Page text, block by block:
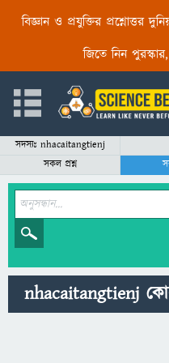
বিজ্ঞান ও প্রযুক্তির প্রশ্নোত্তর
জিতে নিন পুরস্কার,
সদস্যঃ nhacaitangtienj
সকল প্রশ্ন
nhacaitangtienj